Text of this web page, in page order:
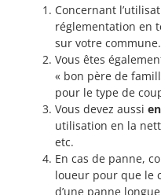
Concernant
réglementation en
sur votre commune.
Vous êtes
« bon père de
pour le type de
Vous devez aussi
utilisation en la
etc.
En cas de panne,
loueur pour que le
d’une panne